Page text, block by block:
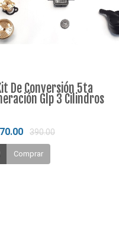
De Conversión 5ta
Glp 3 Cilindros
390.00
Comprar